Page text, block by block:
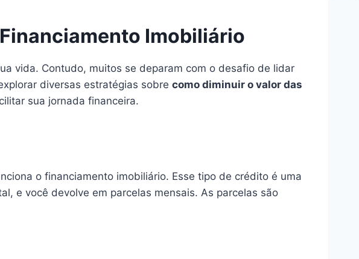
Imobiliário
vida. Contudo, muitos se deparam com o desafio de lidar
diversas estratégias sobre como diminuir o valor das
sua jornada financeira.
o financiamento imobiliário. Esse tipo de crédito é uma
e você devolve em parcelas mensais. As parcelas são